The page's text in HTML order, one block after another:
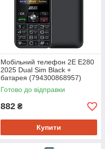
Мобiльний телефон 2E E280
2025 Dual Sim Black +
батарея (794300868957)
Готово до відправки
882 ₴
Купити